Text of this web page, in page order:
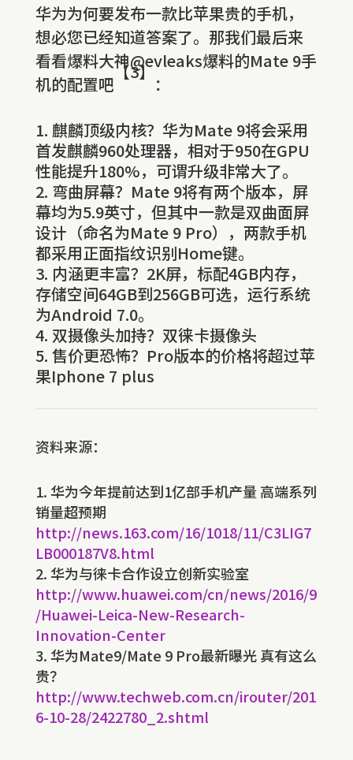
华为为何要发布一款比苹果贵的手机，
想必您已经知道答案了。那我们最后来
看看爆料大神@evleaks爆料的Mate 9手
机的配置吧
【3】
：
麒麟顶级内核？华为Mate 9将会采用
首发麒麟960处理器，相对于950在GPU
性能提升180%，可谓升级非常大了。
弯曲屏幕？Mate 9将有两个版本，屏
幕均为5.9英寸，但其中一款是双曲面屏
设计（命名为Mate 9 Pro），两款手机
都采用正面指纹识别Home键。
内涵更丰富？2K屏，标配4GB内存，
存储空间64GB到256GB可选，运行系统
为Android 7.0。
双摄像头加持？双徕卡摄像头
售价更恐怖？Pro版本的价格将超过苹
果Iphone 7 plus
资料来源：
华为今年提前达到1亿部手机产量 高端系列
销量超预期
http://news.163.com/16/1018/11/C3LIG7
LB000187V8.html
华为与徕卡合作设立创新实验室
http://www.huawei.com/cn/news/2016/9
/Huawei-Leica-New-Research-
Innovation-Center
华为Mate9/Mate 9 Pro最新曝光 真有这么
贵？
http://www.techweb.com.cn/irouter/201
6-10-28/2422780_2.shtml